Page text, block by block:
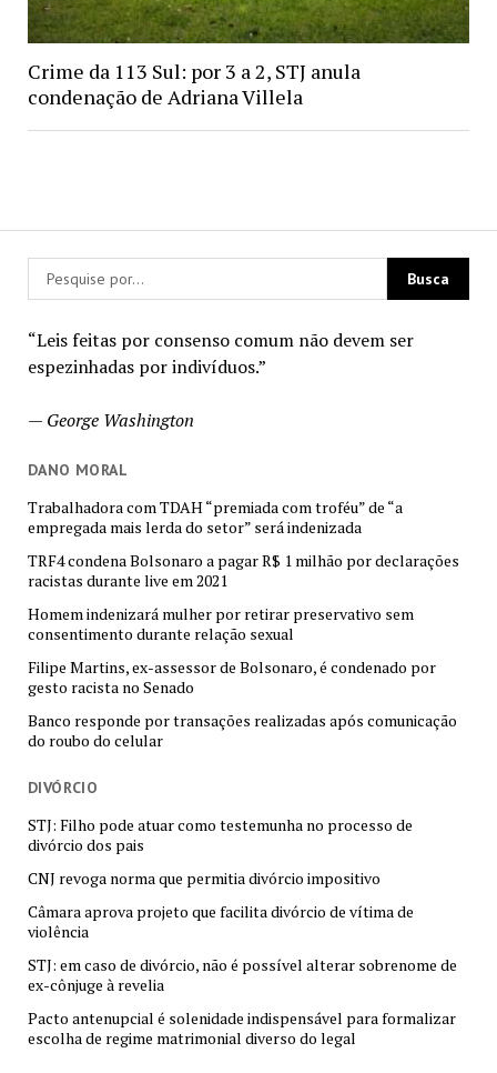
“Leis feitas por consenso comum não devem ser
espezinhadas por indivíduos.”
— George Washington
DANO MORAL
Trabalhadora com TDAH “premiada com troféu” de “a
empregada mais lerda do setor” será indenizada
TRF4 condena Bolsonaro a pagar R$ 1 milhão por declarações
racistas durante live em 2021
Homem indenizará mulher por retirar preservativo sem
consentimento durante relação sexual
Filipe Martins, ex-assessor de Bolsonaro, é condenado por
gesto racista no Senado
Banco responde por transações realizadas após comunicação
do roubo do celular
DIVÓRCIO
STJ: Filho pode atuar como testemunha no processo de
divórcio dos pais
CNJ revoga norma que permitia divórcio impositivo
Câmara aprova projeto que facilita divórcio de vítima de
violência
STJ: em caso de divórcio, não é possível alterar sobrenome de
ex-cônjuge à revelia
Pacto antenupcial é solenidade indispensável para formalizar
escolha de regime matrimonial diverso do legal
Crime da 113 Sul: por 3 a 2, STJ anula
condenação de Adriana Villela